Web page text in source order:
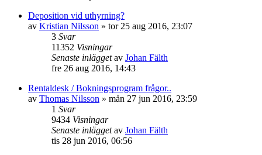
Deposition vid uthyrning?
av Kristian Nilsson » tor 25 aug 2016, 23:07
3 Svar
11352 Visningar
Senaste inläggetav Johan Fälth
fre 26 aug 2016, 14:43
Rentaldesk / Bokningsprogram frågor..
av Thomas Nilsson » mån 27 jun 2016, 23:59
1 Svar
9434 Visningar
Senaste inläggetav Johan Fälth
tis 28 jun 2016, 06:56